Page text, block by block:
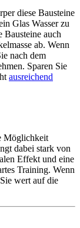
diese Bausteine
Glas Wasser zu
Bausteine auch
ab. Wenn
nach dem
Sparen Sie
ausreichend
Möglichkeit
dabei stark von
Effekt und eine
Training. Wenn
wert auf die